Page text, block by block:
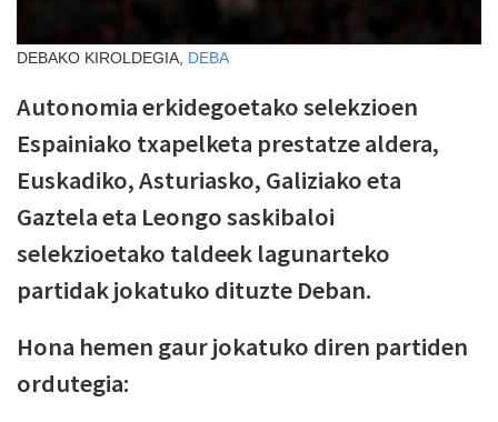
DEBAKO KIROLDEGIA, DEBA
Autonomia erkidegoetako selekzioen
Espainiako txapelketa prestatze aldera,
Euskadiko, Asturiasko, Galiziako eta
Gaztela eta Leongo saskibaloi
selekzioetako taldeek lagunarteko
partidak jokatuko dituzte Deban.
Hona hemen gaur jokatuko diren partiden
ordutegia: